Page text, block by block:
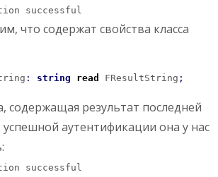
successful
что содержат свойства класса
: string read FResultString ;
содержащая результат последней
аутентификации она у нас
successful